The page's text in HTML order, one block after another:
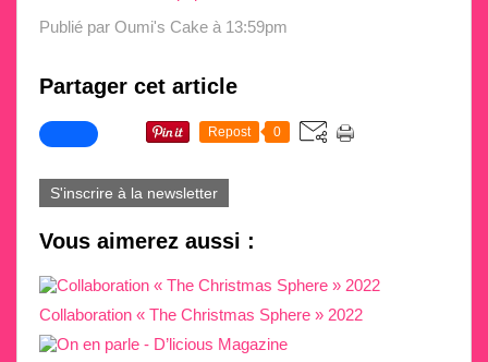
Publié par Oumi's Cake à 13:59pm
Partager cet article
Repost 0
S'inscrire à la newsletter
Vous aimerez aussi :
Collaboration « The Christmas Sphere » 2022